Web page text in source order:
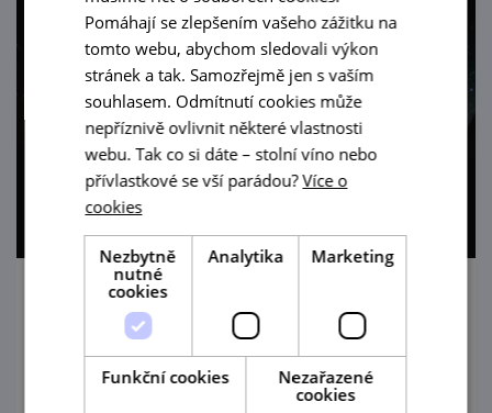
Večerní prohlídky zříceniny Cornštejn
13. 8. '26
Jihomoravské muzeum ve Znojmě
Pomáhají se zlepšením vašeho zážitku na
tomto webu, abychom sledovali výkon
stránek a tak. Samozřejmě jen s vaším
souhlasem. Odmítnutí cookies může
nepříznivě ovlivnit některé vlastnosti
webu. Tak co si dáte – stolní víno nebo
přívlastkové se vší parádou?Více o
cookies
Nezbytně
nutné
cookies
Analytika Marketing
Funkční cookies
Nezařazené
cookies